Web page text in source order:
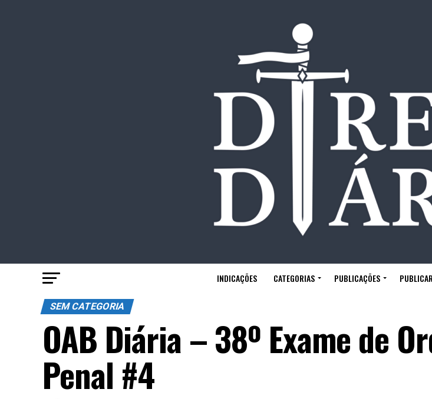
INDICAÇÕES CATEGORIAS PUBLICAÇÕES
SEM CATEGORIA
OAB Diária – 38º Exame de
Penal #4